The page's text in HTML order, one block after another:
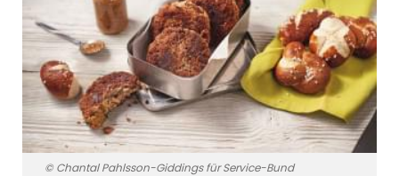
© Chantal Pahlsson-Giddings für Service-Bund